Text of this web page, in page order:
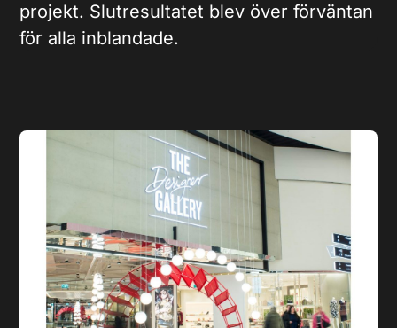
projekt. Slutresultatet blev över förväntan
för alla inblandade.